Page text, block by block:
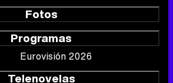
Fotos
Programas
Eurovisión 2026
Telenovelas